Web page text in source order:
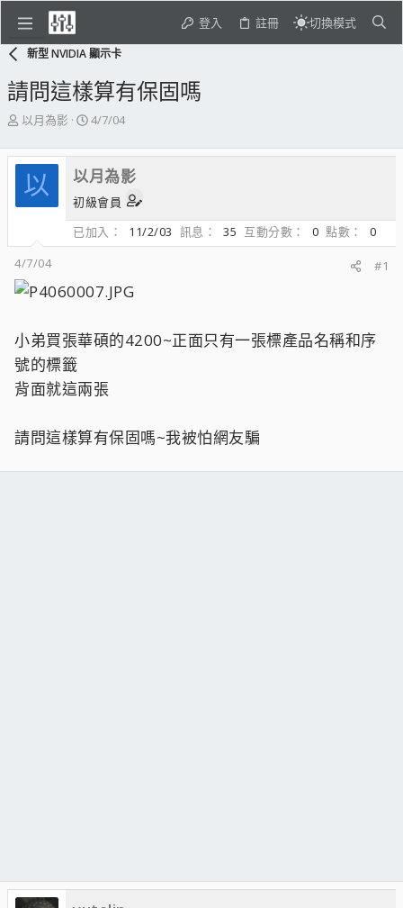
登入 註冊 切換模式
新型 NVIDIA 顯示卡
請問這樣算有保固嗎
主
發
起
人
以月為影
開
日
期
4/7/04
以 以月為影
初級會員
已加入
11/2/03 訊息 35 互動分數 0 點數
0
4/7/04
#1
小弟買張華碩的4200~正面只有一張標產品名稱和序
號的標籤
背面就這兩張
請問這樣算有保固嗎~我被怕網友騙